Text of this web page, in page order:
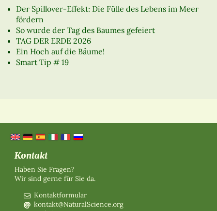
Der Spillover-Effekt: Die Fülle des Lebens im Meer
fördern
So wurde der Tag des Baumes gefeiert
TAG DER ERDE 2026
Ein Hoch auf die Bäume!
Smart Tip # 19
Kontakt
Haben Sie Fragen?
Wir sind gerne für Sie da.
Kontaktformular
kontakt@NaturalScience.org